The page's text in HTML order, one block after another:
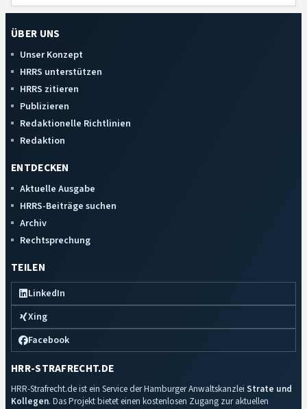
ÜBER UNS
Unser Konzept
HRRS unterstützen
HRRS zitieren
Publizieren
Redaktionelle Richtlinien
Redaktion
ENTDECKEN
Aktuelle Ausgabe
HRRS-Beiträge suchen
Archiv
Rechtsprechung
TEILEN
LinkedIn
Xing
Facebook
HRR-STRAFRECHT.DE
HRR-Strafrecht.de ist ein Service der Hamburger Anwaltskanzlei Strate und
Kollegen. Das Projekt bietet einen kostenlosen Zugang zur aktuellen